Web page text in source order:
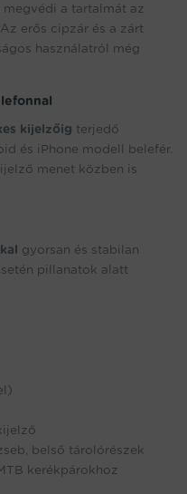
megvédi a tartalmát az
erős cipzár és a zárt
használatról még
kijelzőig terjedő
és iPhone modell belefér.
menet közben is
gyorsan és stabilan
pillanatok alatt
belső tárolórészek
kerékpárokhoz